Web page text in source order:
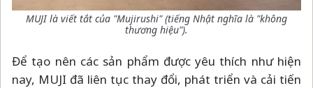
MUJI là viết tắt của "Mujirushi" (tiếng Nhật nghĩa là "không
thương hiệu").
Để tạo nên các sản phẩm được yêu thích như hiện
nay, MUJI đã liên tục thay đổi, phát triển và cải tiến